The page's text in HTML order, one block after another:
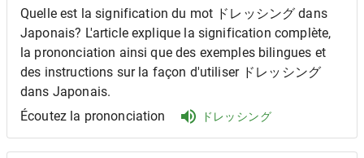
Quelle est la signification du mot ドレッシング dans
Japonais? L'article explique la signification complète,
la prononciation ainsi que des exemples bilingues et
des instructions sur la façon d'utiliser ドレッシング
dans Japonais.
Écoutez la prononciation
ドレッシング